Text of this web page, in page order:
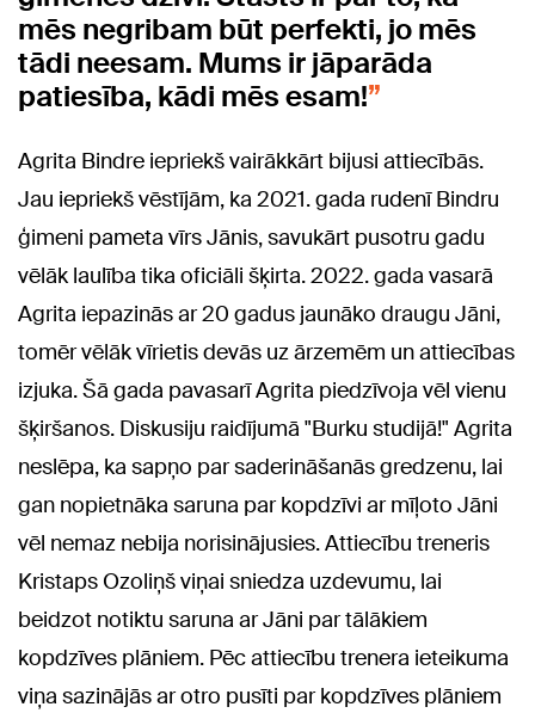
mēs negribam būt perfekti, jo mēs
tādi neesam. Mums ir jāparāda
patiesība, kādi mēs esam!
Agrita Bindre iepriekš vairākkārt bijusi attiecībās.
Jau iepriekš vēstījām, ka 2021. gada rudenī Bindru
ģimeni pameta vīrs Jānis, savukārt pusotru gadu
vēlāk laulība tika oficiāli šķirta. 2022. gada vasarā
Agrita iepazinās ar 20 gadus jaunāko draugu Jāni,
tomēr vēlāk vīrietis devās uz ārzemēm un attiecības
izjuka. Šā gada pavasarī Agrita piedzīvoja vēl vienu
šķiršanos. Diskusiju raidījumā "Burku studijā!" Agrita
neslēpa, ka sapņo par saderināšanās gredzenu, lai
gan nopietnāka saruna par kopdzīvi ar mīļoto Jāni
vēl nemaz nebija norisinājusies.Attiecību treneris
Kristaps Ozoliņš viņai sniedza uzdevumu, lai
beidzot notiktu saruna ar Jāni par tālākiem
kopdzīves plāniem. Pēc attiecību trenera ieteikuma
viņa sazinājās ar otro pusīti par kopdzīves plāniem